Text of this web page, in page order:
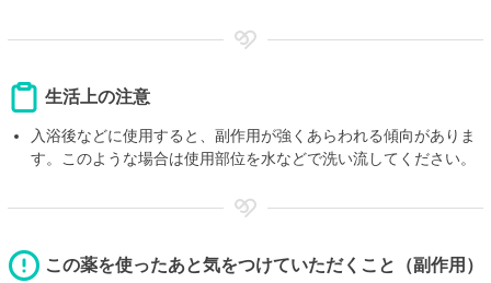
生活上の注意
入浴後などに使用すると、副作用が強くあらわれる傾向がありま
す。このような場合は使用部位を水などで洗い流してください。
この薬を使ったあと気をつけていただくこと（副作用）